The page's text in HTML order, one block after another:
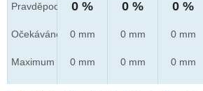
Pravděpod.
Očekáváno
Maximum
0 %
0 mm
0 mm
0 %
0 mm
0 mm
0 %
0 mm
0 mm